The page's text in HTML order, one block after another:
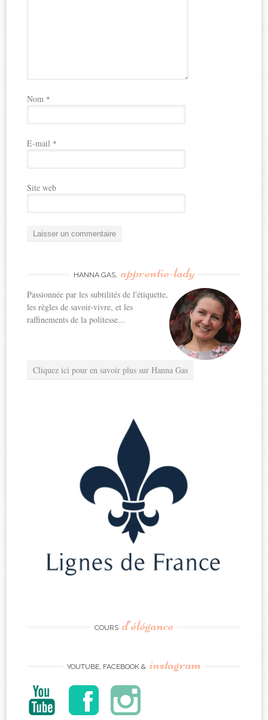
Nom *
E-mail *
Site web
HANNA GAS, apprentie-lady
Passionnée par les subtilités de l'étiquette,
les règles de savoir-vivre, et les
raffinements de la politesse...
Cliquez ici pour en savoir plus sur Hanna Gas
COURS d’élégance
YOUTUBE, FACEBOOK & instagram